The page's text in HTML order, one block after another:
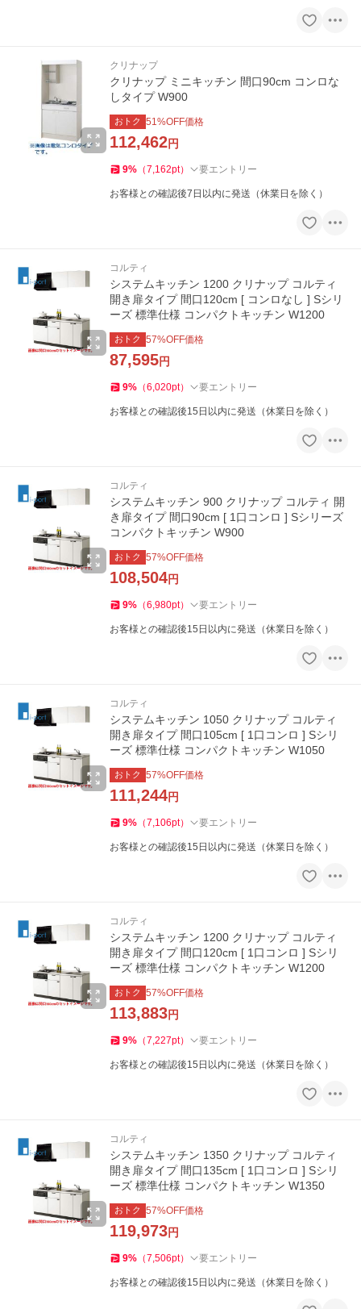
クリナップ
クリナップ ミニキッチン 間口90cm コンロな
しタイプ W900
おトク 51%OFF価格
112,462円
9% （7,162pt） 要エントリー
お客様との確認後7日以内に発送（休業日を除く）
コルティ
システムキッチン 1200 クリナップ コルティ
開き扉タイプ 間口120cm [ コンロなし ] Sシリ
ーズ 標準仕様 コンパクトキッチン W1200
おトク 57%OFF価格
87,595円
9% （6,020pt） 要エントリー
お客様との確認後15日以内に発送（休業日を除く）
コルティ
システムキッチン 900 クリナップ コルティ 開
き扉タイプ 間口90cm [ 1口コンロ ] Sシリーズ
コンパクトキッチン W900
おトク 57%OFF価格
108,504円
9% （6,980pt） 要エントリー
お客様との確認後15日以内に発送（休業日を除く）
コルティ
システムキッチン 1050 クリナップ コルティ
開き扉タイプ 間口105cm [ 1口コンロ ] Sシリ
ーズ 標準仕様 コンパクトキッチン W1050
おトク 57%OFF価格
111,244円
9% （7,106pt） 要エントリー
お客様との確認後15日以内に発送（休業日を除く）
コルティ
システムキッチン 1200 クリナップ コルティ
開き扉タイプ 間口120cm [ 1口コンロ ] Sシリ
ーズ 標準仕様 コンパクトキッチン W1200
おトク 57%OFF価格
113,883円
9% （7,227pt） 要エントリー
お客様との確認後15日以内に発送（休業日を除く）
コルティ
システムキッチン 1350 クリナップ コルティ
開き扉タイプ 間口135cm [ 1口コンロ ] Sシリ
ーズ 標準仕様 コンパクトキッチン W1350
おトク 57%OFF価格
119,973円
9% （7,506pt） 要エントリー
お客様との確認後15日以内に発送（休業日を除く）